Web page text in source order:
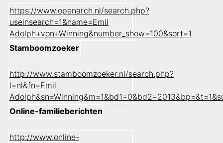
https://www.openarch.nl/search.php?
useinsearch=1&name=Emil
Adolph+von+Winning&number_show=100&sort=1
Stamboomzoeker
http://www.stamboomzoeker.nl/search.php?
l=nl&fn=Emil
Online-familieberichten
http://www.online-